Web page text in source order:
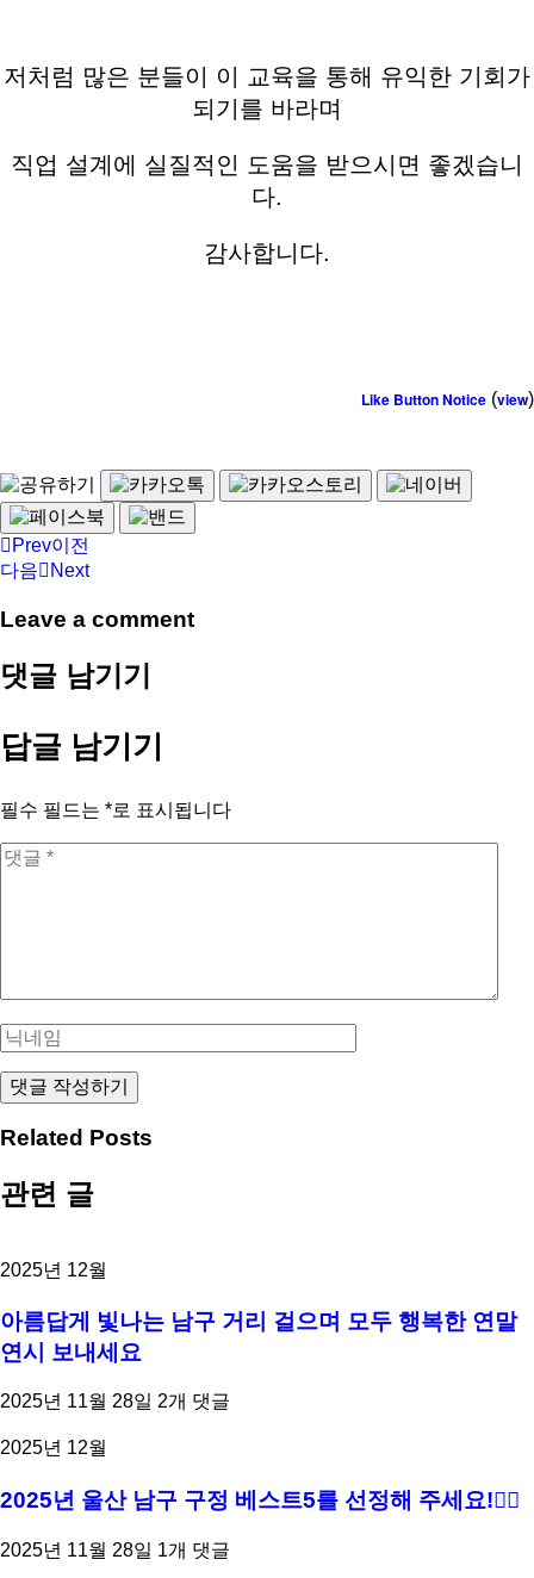
저처럼 많은 분들이 이 교육을 통해 유익한 기회가
되기를 바라며
직업 설계에 실질적인 도움을 받으시면 좋겠습니
다.
감사합니다.
Like Button Notice (view)
Prev이전
다음
Next
Leave a comment
댓글 남기기
답글 남기기
필수 필드는 *로 표시됩니다
Related Posts
관련 글
2025년 12월
아름답게 빛나는 남구 거리 걸으며 모두 행복한 연말
연시 보내세요
2025년 11월 28일 2개 댓글
2025년 12월
2025년 울산 남구 구정 베스트5를 선정해 주세요!👍🏻
2025년 11월 28일 1개 댓글